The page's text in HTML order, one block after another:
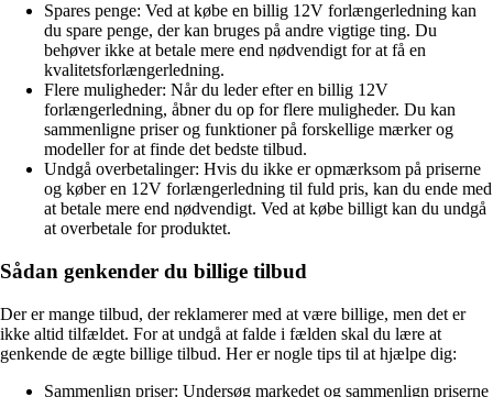
Spares penge: Ved at købe en billig 12V forlængerledning kan
du spare penge, der kan bruges på andre vigtige ting. Du
behøver ikke at betale mere end nødvendigt for at få en
kvalitetsforlængerledning.
Flere muligheder: Når du leder efter en billig 12V
forlængerledning, åbner du op for flere muligheder. Du kan
sammenligne priser og funktioner på forskellige mærker og
modeller for at finde det bedste tilbud.
Undgå overbetalinger: Hvis du ikke er opmærksom på priserne
og køber en 12V forlængerledning til fuld pris, kan du ende med
at betale mere end nødvendigt. Ved at købe billigt kan du undgå
at overbetale for produktet.
Sådan genkender du billige tilbud
Der er mange tilbud, der reklamerer med at være billige, men det er
ikke altid tilfældet. For at undgå at falde i fælden skal du lære at
genkende de ægte billige tilbud. Her er nogle tips til at hjælpe dig:
Sammenlign priser: Undersøg markedet og sammenlign priserne